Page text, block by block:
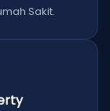
Sakit.